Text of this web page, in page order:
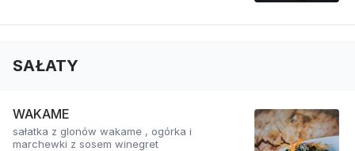
SAŁATY
WAKAME
sałatka z glonów wakame , ogórka i
marchewki z sosem winegret